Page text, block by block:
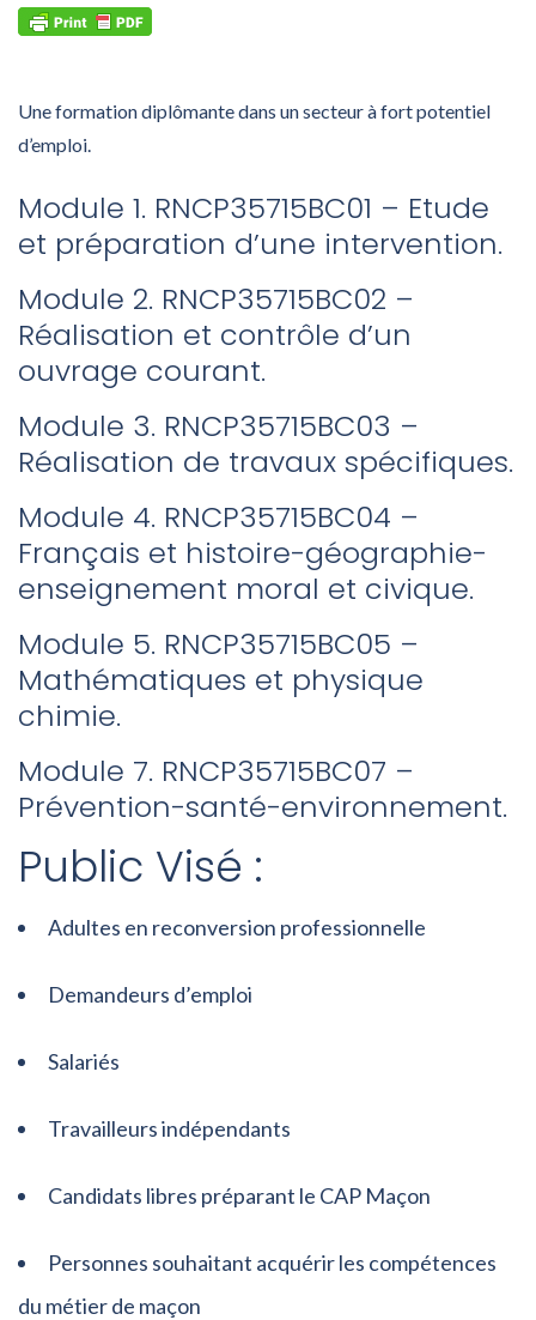
Une formation diplômante dans un secteur à fort potentiel
d’emploi.
Module 1. RNCP35715BC01 – Etude
et préparation d’une intervention.
Module 2. RNCP35715BC02 –
Réalisation et contrôle d’un
ouvrage courant.
Module 3. RNCP35715BC03 –
Réalisation de travaux spécifiques.
Module 4. RNCP35715BC04 –
Français et histoire-géographie-
enseignement moral et civique.
Module 5. RNCP35715BC05 –
Mathématiques et physique
chimie.
Module 7. RNCP35715BC07 –
Prévention-santé-environnement.
Public Visé :
Adultes en reconversion professionnelle
Demandeurs d’emploi
Salariés
Travailleurs indépendants
Candidats libres préparant le CAP Maçon
Personnes souhaitant acquérir les compétences
du métier de maçon